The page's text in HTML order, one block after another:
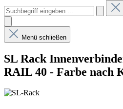
Menü schließen
SL Rack
RAIL 40 - Farbe nach